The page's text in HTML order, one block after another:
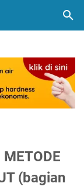
(bagian